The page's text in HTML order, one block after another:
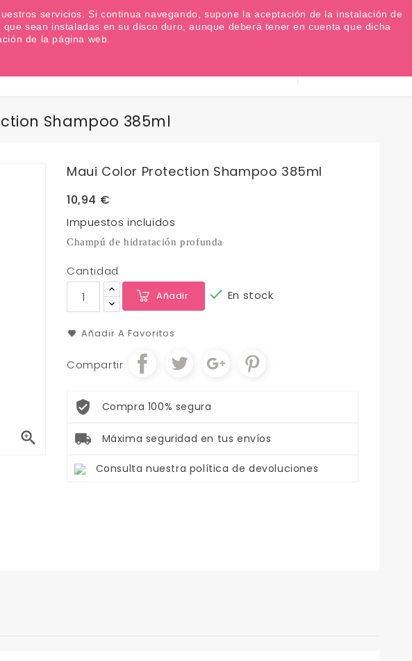
EUR €
Iniciar sesión
Favoritos (0 )
Shampoo 385ml

Maui Color Protection Shampoo 385ml
10,94 €
Impuestos incluidos
Champú de hidratación profunda
Cantidad
Añadir  En stock
Añadir A Favoritos
Compartir
Compra 100% segura
Máxima seguridad en tus envíos
Consulta nuestra política de devoluciones
servicios. Si continua navegando, supone la aceptación de la instalación de
sean instaladas en su disco duro, aunque deberá tener en cuenta que dicha
de la página web.